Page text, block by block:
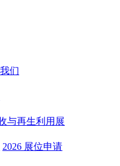
们
与再生利用展
2026 展位申请